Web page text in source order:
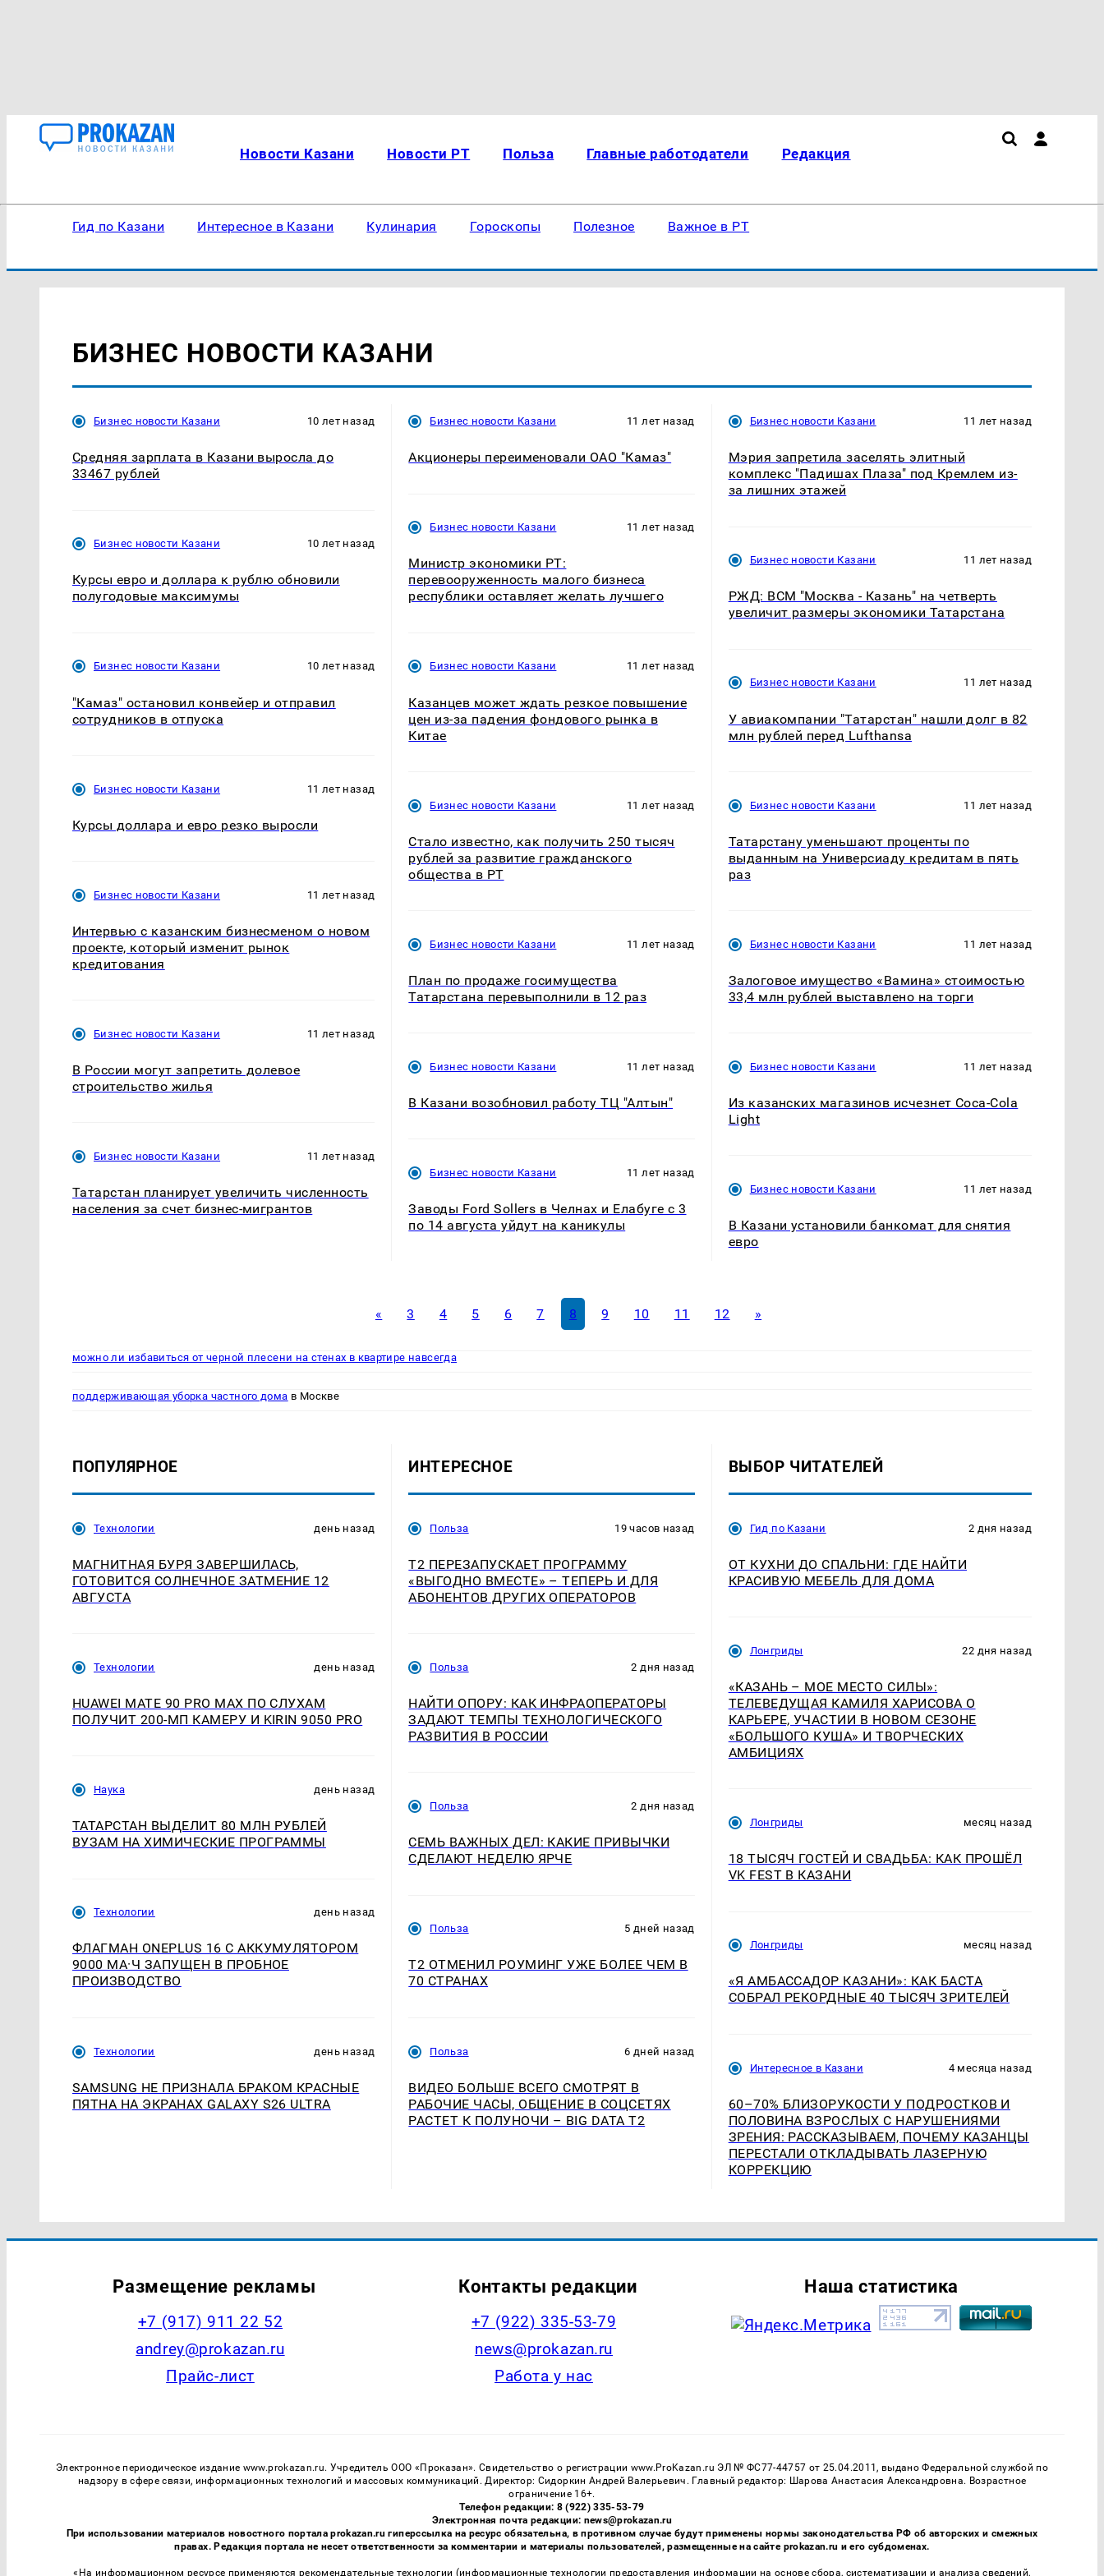
Новости Казани Новости РТ Польза Главные работодатели Редакция
Гид по Казани Интересное в Казани Кулинария Гороскопы Полезное Важное в РТ
БИЗНЕС НОВОСТИ КАЗАНИ
Бизнес новости Казани 10 лет назад
Средняя зарплата в Казани выросла до
33467 рублей
Бизнес новости Казани 10 лет назад
Курсы евро и доллара к рублю обновили
полугодовые максимумы
Бизнес новости Казани 10 лет назад
"Камаз" остановил конвейер и отправил
сотрудников в отпуска
Бизнес новости Казани 11 лет назад
Курсы доллара и евро резко выросли
Бизнес новости Казани 11 лет назад
Интервью с казанским бизнесменом о новом
проекте, который изменит рынок
кредитования
Бизнес новости Казани 11 лет назад
В России могут запретить долевое
строительство жилья
Бизнес новости Казани 11 лет назад
Татарстан планирует увеличить численность
населения за счет бизнес-мигрантов
Бизнес новости Казани 11 лет назад
Акционеры переименовали ОАО "Камаз"
Бизнес новости Казани 11 лет назад
Министр экономики РТ:
перевооруженность малого бизнеса
республики оставляет желать лучшего
Бизнес новости Казани 11 лет назад
Казанцев может ждать резкое повышение
цен из-за падения фондового рынка в
Китае
Бизнес новости Казани 11 лет назад
Стало известно, как получить 250 тысяч
рублей за развитие гражданского
общества в РТ
Бизнес новости Казани 11 лет назад
План по продаже госимущества
Татарстана перевыполнили в 12 раз
Бизнес новости Казани 11 лет назад
В Казани возобновил работу ТЦ "Алтын"
Бизнес новости Казани 11 лет назад
Заводы Ford Sollers в Челнах и Елабуге с 3
по 14 августа уйдут на каникулы
Бизнес новости Казани 11 лет назад
Мэрия запретила заселять элитный
комплекс "Падишах Плаза" под Кремлем из-
за лишних этажей
Бизнес новости Казани 11 лет назад
РЖД: ВСМ "Москва - Казань" на четверть
увеличит размеры экономики Татарстана
Бизнес новости Казани 11 лет назад
У авиакомпании "Татарстан" нашли долг в 82
млн рублей перед Lufthansa
Бизнес новости Казани 11 лет назад
Татарстану уменьшают проценты по
выданным на Универсиаду кредитам в пять
раз
Бизнес новости Казани 11 лет назад
Залоговое имущество «Вамина» стоимостью
33,4 млн рублей выставлено на торги
Бизнес новости Казани 11 лет назад
Из казанских магазинов исчезнет Coca-Cola
Light
Бизнес новости Казани 11 лет назад
В Казани установили банкомат для снятия
евро
« 3 4 5 6 7 8 9 10 11 12 »
можно ли избавиться от черной плесени на стенах в квартире навсегда
поддерживающая уборка частного дома в Москве
ПОПУЛЯРНОЕ
Технологии день назад
МАГНИТНАЯ БУРЯ ЗАВЕРШИЛАСЬ,
ГОТОВИТСЯ СОЛНЕЧНОЕ ЗАТМЕНИЕ 12
АВГУСТА
Технологии день назад
HUAWEI MATE 90 PRO MAX ПО СЛУХАМ
ПОЛУЧИТ 200-МП КАМЕРУ И KIRIN 9050 PRO
Наука день назад
ТАТАРСТАН ВЫДЕЛИТ 80 МЛН РУБЛЕЙ
ВУЗАМ НА ХИМИЧЕСКИЕ ПРОГРАММЫ
Технологии день назад
ФЛАГМАН ONEPLUS 16 С АККУМУЛЯТОРОМ
9000 МА·Ч ЗАПУЩЕН В ПРОБНОЕ
ПРОИЗВОДСТВО
Технологии день назад
SAMSUNG НЕ ПРИЗНАЛА БРАКОМ КРАСНЫЕ
ПЯТНА НА ЭКРАНАХ GALAXY S26 ULTRA
ИНТЕРЕСНОЕ
Польза 19 часов назад
Т2 ПЕРЕЗАПУСКАЕТ ПРОГРАММУ
«ВЫГОДНО ВМЕСТЕ» – ТЕПЕРЬ И ДЛЯ
АБОНЕНТОВ ДРУГИХ ОПЕРАТОРОВ
Польза 2 дня назад
НАЙТИ ОПОРУ: КАК ИНФРАОПЕРАТОРЫ
ЗАДАЮТ ТЕМПЫ ТЕХНОЛОГИЧЕСКОГО
РАЗВИТИЯ В РОССИИ
Польза 2 дня назад
СЕМЬ ВАЖНЫХ ДЕЛ: КАКИЕ ПРИВЫЧКИ
СДЕЛАЮТ НЕДЕЛЮ ЯРЧЕ
Польза 5 дней назад
Т2 ОТМЕНИЛ РОУМИНГ УЖЕ БОЛЕЕ ЧЕМ В
70 СТРАНАХ
Польза 6 дней назад
ВИДЕО БОЛЬШЕ ВСЕГО СМОТРЯТ В
РАБОЧИЕ ЧАСЫ, ОБЩЕНИЕ В СОЦСЕТЯХ
РАСТЕТ К ПОЛУНОЧИ – BIG DATA T2
ВЫБОР ЧИТАТЕЛЕЙ
Гид по Казани 2 дня назад
ОТ КУХНИ ДО СПАЛЬНИ: ГДЕ НАЙТИ
КРАСИВУЮ МЕБЕЛЬ ДЛЯ ДОМА
Лонгриды 22 дня назад
«КАЗАНЬ – МОЕ МЕСТО СИЛЫ»:
ТЕЛЕВЕДУЩАЯ КАМИЛЯ ХАРИСОВА О
КАРЬЕРЕ, УЧАСТИИ В НОВОМ СЕЗОНЕ
«БОЛЬШОГО КУША» И ТВОРЧЕСКИХ
АМБИЦИЯХ
Лонгриды месяц назад
18 ТЫСЯЧ ГОСТЕЙ И СВАДЬБА: КАК ПРОШЁЛ
VK FEST В КАЗАНИ
Лонгриды месяц назад
«Я АМБАССАДОР КАЗАНИ»: КАК БАСТА
СОБРАЛ РЕКОРДНЫЕ 40 ТЫСЯЧ ЗРИТЕЛЕЙ
Интересное в Казани 4 месяца назад
60–70% БЛИЗОРУКОСТИ У ПОДРОСТКОВ И
ПОЛОВИНА ВЗРОСЛЫХ С НАРУШЕНИЯМИ
ЗРЕНИЯ: РАССКАЗЫВАЕМ, ПОЧЕМУ КАЗАНЦЫ
ПЕРЕСТАЛИ ОТКЛАДЫВАТЬ ЛАЗЕРНУЮ
КОРРЕКЦИЮ
Размещение рекламы
+7 (917) 911 22 52
andrey@prokazan.ru
Прайс-лист
Контакты редакции
+7 (922) 335-53-79
news@prokazan.ru
Работа у нас
Наша статистика
Электронное периодическое издание www.prokazan.ru. Учредитель ООО «Проказан». Cвидетельство о регистрации www.ProKazan.ru ЭЛ № ФС77-44757 от 25.04.2011, выдано Федеральной службой по
надзору в сфере связи, информационных технологий и массовых коммуникаций. Директор: Сидоркин Андрей Валерьевич. Главный редактор: Шарова Анастасия Александровна. Возрастное
ограничение 16+.
Телефон редакции: 8 (922) 335-53-79
Электронная почта редакции: news@prokazan.ru
При использовании материалов новостного портала prokazan.ru гиперссылка на ресурс обязательна, в противном случае будут применены нормы законодательства РФ об авторских и смежных
правах. Редакция портала не несет ответственности за комментарии и материалы пользователей, размещенные на сайте prokazan.ru и его субдоменах.
«На информационном ресурсе применяются рекомендательные технологии (информационные технологии предоставления информации на основе сбора, систематизации и анализа сведений,